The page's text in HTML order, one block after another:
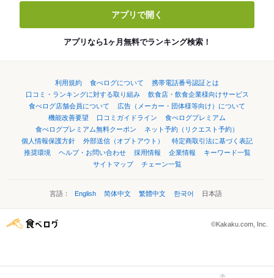
アプリで開く
アプリなら1ヶ月無料でランキング検索！
利用規約 食べログについて
携帯電話番号認証とは
口コミ・ランキングに対する取り組み
飲食店・飲食企業様向けサービス
食べログ店舗会員について
広告（メーカー・団体様等向け）について
機能改善要望
口コミガイドライン
食べログプレミアム
食べログプレミアム無料クーポン
ネット予約（リクエスト予約）
個人情報保護方針
外部送信（オプトアウト）
特定商取引法に基づく表記
推奨環境
ヘルプ・お問い合わせ 採用情報 企業情報
キーワード一覧
サイトマップ
チェーン一覧
言語： English 简体中文 繁體中文 한국어 日本語
©Kakaku.com, Inc.